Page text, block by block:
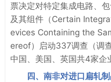
票决定对特定集成电路、
及其组件（Certain
evices Containing the
ereof）启动337调查（调
中国、美国、英国共4家企
四、南非对进口扁轧